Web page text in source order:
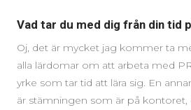
Vad tar du med dig från din tid
Oj, det är mycket jag kommer ta
alla lärdomar om att arbeta med
yrke som tar tid att lära sig. En
är stämningen som är på